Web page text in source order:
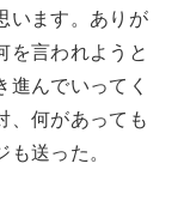
います。ありが
を言われようと
進んでいってく
、何があっても
送った。